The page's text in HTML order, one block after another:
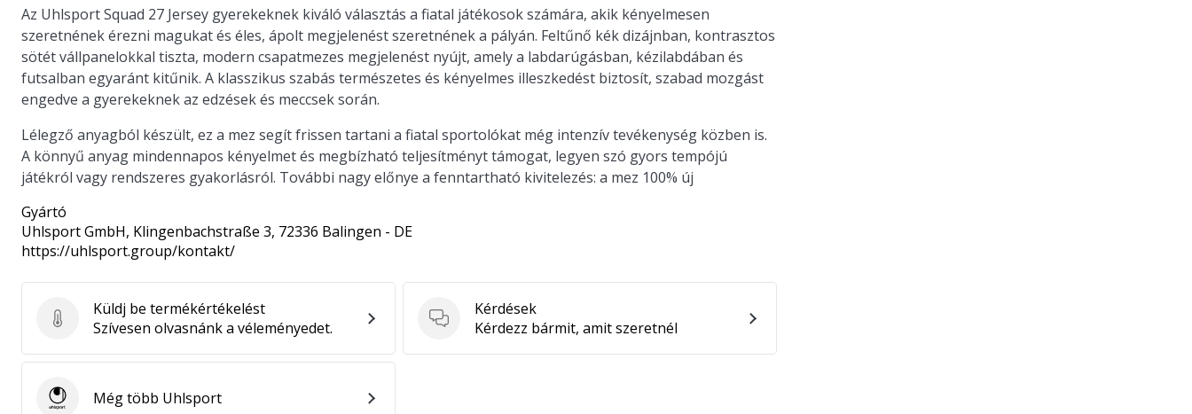
Az Uhlsport Squad 27 Jersey gyerekeknek kiváló választás a fiatal játékosok számára, akik kényelmesen
szeretnének érezni magukat és éles, ápolt megjelenést szeretnének a pályán. Feltűnő kék dizájnban, kontrasztos
sötét vállpanelokkal tiszta, modern csapatmezes megjelenést nyújt, amely a labdarúgásban, kézilabdában és
futsalban egyaránt kitűnik. A klasszikus szabás természetes és kényelmes illeszkedést biztosít, szabad mozgást
engedve a gyerekeknek az edzések és meccsek során.
Lélegző anyagból készült, ez a mez segít frissen tartani a fiatal sportolókat még intenzív tevékenység közben is.
A könnyű anyag mindennapos kényelmet és megbízható teljesítményt támogat, legyen szó gyors tempójú
játékról vagy rendszeres gyakorlásról. További nagy előnye a fenntartható kivitelezés: a mez 100% új
Gyártó
Uhlsport GmbH, Klingenbachstraße 3, 72336 Balingen - DE
https://uhlsport.group/kontakt/
Küldj be termékértékelést
Küldj be termékértékelést
Szívesen olvasnánk a véleményedet.
Kérdések
Kérdések
Kérdezz bármit, amit szeretnél
UhlsportMég több Uhlsport